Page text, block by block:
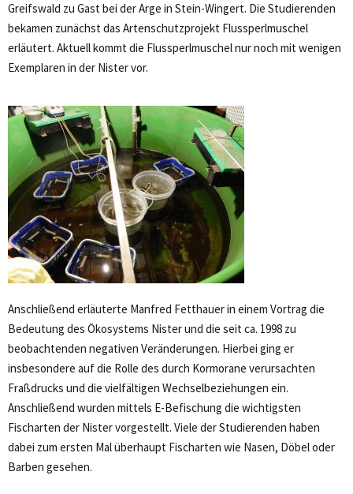
Greifswald zu Gast bei der Arge in Stein-Wingert. Die Studierenden
bekamen zunächst das Artenschutzprojekt Flussperlmuschel
erläutert. Aktuell kommt die Flussperlmuschel nur noch mit wenigen
Exemplaren in der Nister vor.
Anschließend erläuterte Manfred Fetthauer in einem Vortrag die
Bedeutung des Ökosystems Nister und die seit ca. 1998 zu
beobachtenden negativen Veränderungen. Hierbei ging er
insbesondere auf die Rolle des durch Kormorane verursachten
Fraßdrucks und die vielfältigen Wechselbeziehungen ein.
Anschließend wurden mittels E-Befischung die wichtigsten
Fischarten der Nister vorgestellt. Viele der Studierenden haben
dabei zum ersten Mal überhaupt Fischarten wie Nasen, Döbel oder
Barben gesehen.